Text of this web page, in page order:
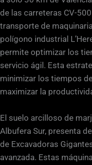
de las carreteras CV-
transporte de
polígono industrial
permite optimizar los
servicio ágil. Esta
minimizar los tiempos
maximizar la
El suelo arcilloso de
Albufera Sur, presenta
de Excavadoras
avanzada. Estas